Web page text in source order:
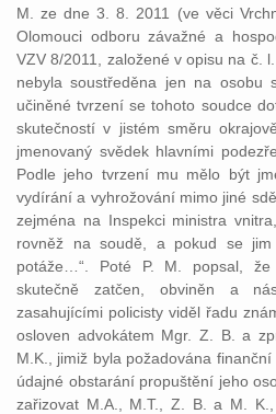
M. ze dne 3. 8. 2011 (ve věci
Olomouci odboru závažné a
VZV 8/2011, založené v opisu na č.
nebyla soustředěna jen na osobu
učiněné tvrzení se tohoto soudce
skutečností v jistém směru
jmenovaný svědek hlavními
Podle jeho tvrzení mu mělo být
vydírání a vyhrožování mimo jiné
zejména na Inspekci ministra
rovněž na soudě, a pokud se
potáže…“. Poté P. M. popsal,
skutečně zatčen, obviněn a
zasahujícími policisty viděl řadu
osloven advokátem Mgr. Z. B. a
M.K., jimiž byla požadována
údajné obstarání propuštění jeho
zařizovat M.A., M.T., Z. B. a M.